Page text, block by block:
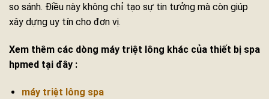
so sánh. Điều này không chỉ tạo sự tin tưởng mà còn giúp
xây dựng uy tín cho đơn vị.
Xem thêm các dòng máy triệt lông khác của thiết bị spa
hpmed tại đây :
máy triệt lông spa